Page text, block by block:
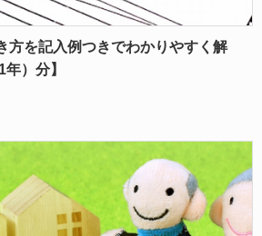
方を記入例つきでわかりやすく解
）分】